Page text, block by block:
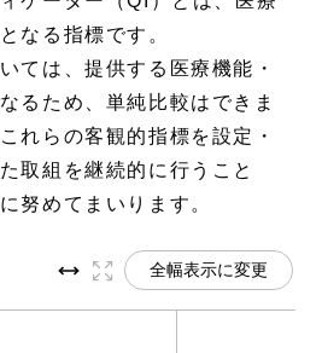
なる指標です。
ては、提供する医療機能・
るため、単純比較はできま
れらの客観的指標を設定・
取組を継続的に行うこと
努めてまいります。
全幅表示に変更